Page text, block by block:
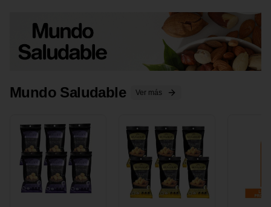
Mundo Saludable Ver más